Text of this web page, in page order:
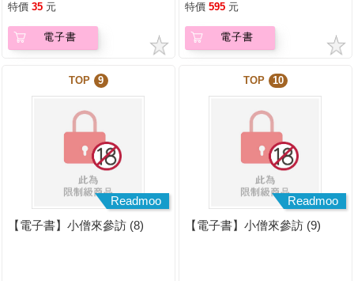
特價 35 元
電子書
特價 595 元
電子書
TOP 9
Readmoo
【電子書】小僧來參訪 (8)
TOP 10
Readmoo
【電子書】小僧來參訪 (9)